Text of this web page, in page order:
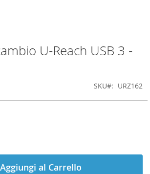
U-Reach USB 3 -
SKU URZ162
Aggiungi al Carrello